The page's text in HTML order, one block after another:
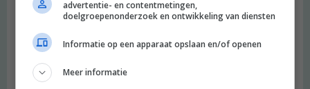
advertentie- en contentmetingen,
doelgroepenonderzoek en ontwikkeling van diensten
Informatie op een apparaat opslaan en/of openen
Meer informatie